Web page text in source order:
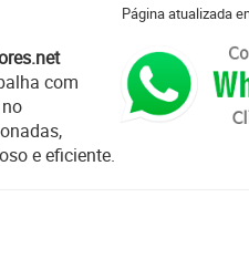
Página atualizada
com
e eficiente.